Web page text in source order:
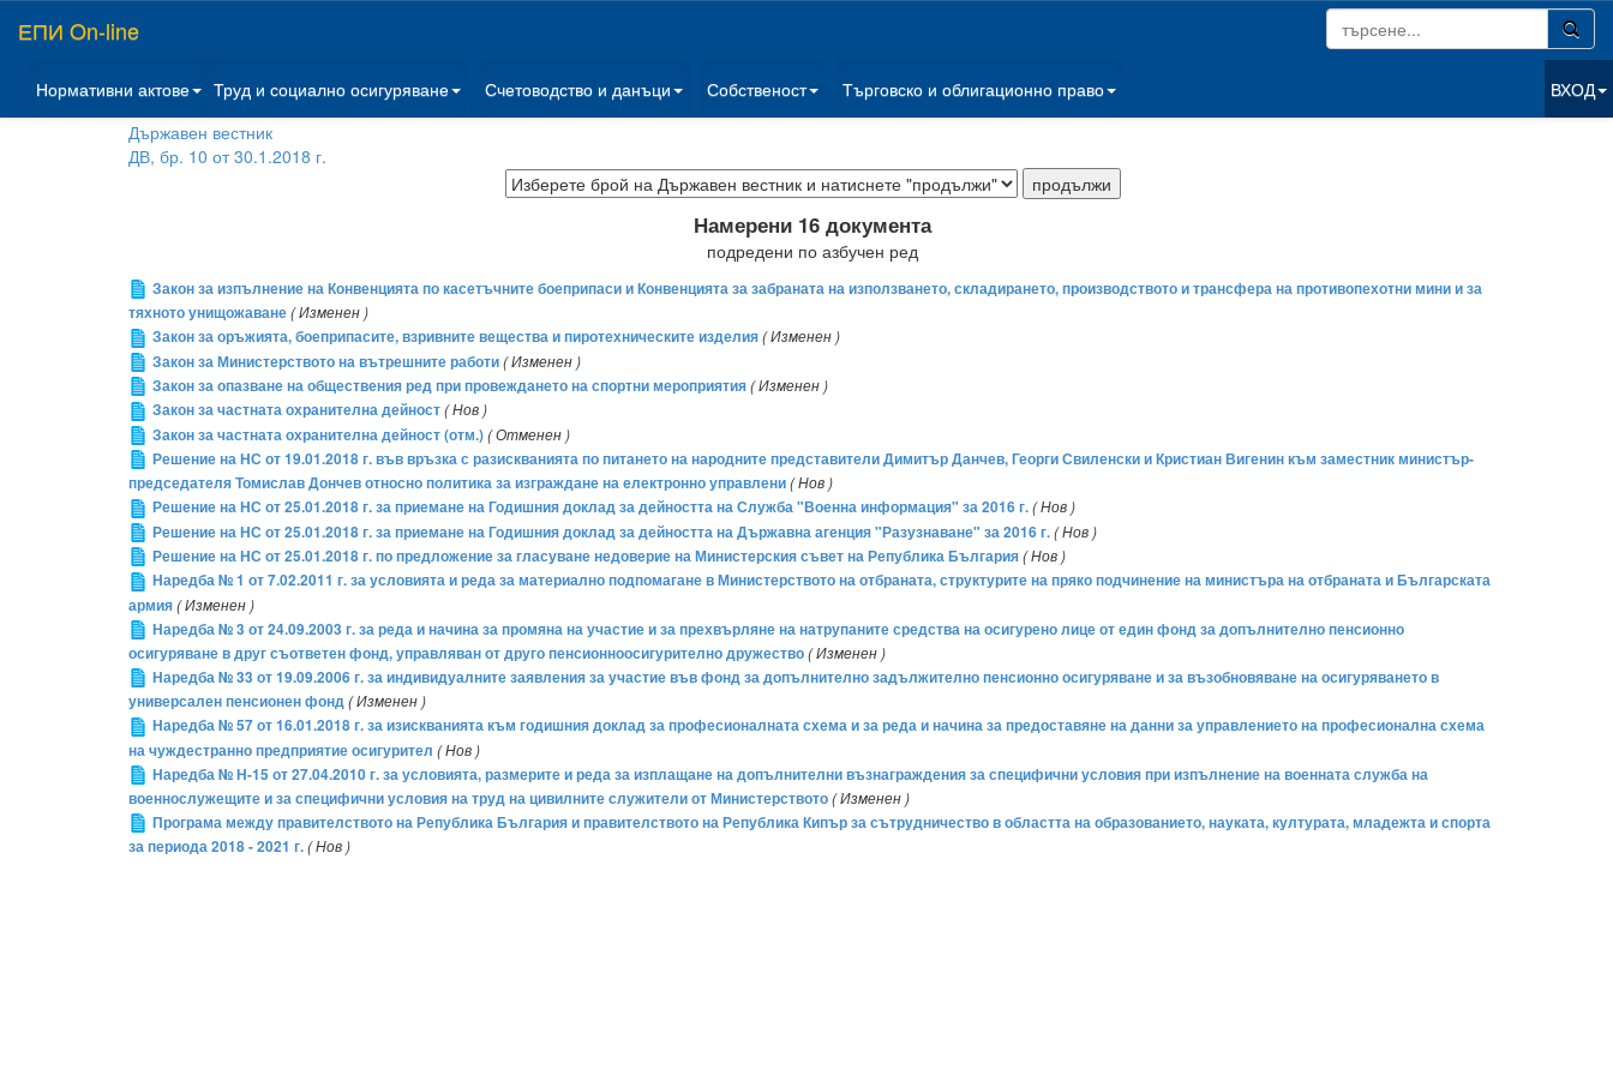
ЕПИ On-line
Нормативни актове Труд и социално осигуряване Счетоводство и данъци Собственост Търговско и облигационно право
ВХОД
Държавен вестник
ДВ, бр. 10 от 30.1.2018 г.
Намерени 16 документа
подредени по азбучен ред
Закон за изпълнение на Конвенцията по касетъчните боеприпаси и Конвенцията за забраната на използването, складирането, производството и трансфера на противопехотни мини и за
тяхното унищожаване( Изменен )
Закон за оръжията, боеприпасите, взривните вещества и пиротехническите изделия( Изменен )
Закон за Министерството на вътрешните работи( Изменен )
Закон за опазване на обществения ред при провеждането на спортни мероприятия( Изменен )
Закон за частната охранителна дейност( Нов )
Закон за частната охранителна дейност (отм.)( Отменен )
Решение на НС от 19.01.2018 г. във връзка с разискванията по питането на народните представители Димитър Данчев, Георги Свиленски и Кристиан Вигенин към заместник министър-
председателя Томислав Дончев относно политика за изграждане на електронно управлени( Нов )
Решение на НС от 25.01.2018 г. за приемане на Годишния доклад за дейността на Служба "Военна информация" за 2016 г.( Нов )
Решение на НС от 25.01.2018 г. за приемане на Годишния доклад за дейността на Държавна агенция "Разузнаване" за 2016 г.( Нов )
Решение на НС от 25.01.2018 г. по предложение за гласуване недоверие на Министерския съвет на Република България( Нов )
Наредба № 1 от 7.02.2011 г. за условията и реда за материално подпомагане в Министерството на отбраната, структурите на пряко подчинение на министъра на отбраната и Българската
армия( Изменен )
Наредба № 3 от 24.09.2003 г. за реда и начина за промяна на участие и за прехвърляне на натрупаните средства на осигурено лице от един фонд за допълнително пенсионно
осигуряване в друг съответен фонд, управляван от друго пенсионноосигурително дружество( Изменен )
Наредба № 33 от 19.09.2006 г. за индивидуалните заявления за участие във фонд за допълнително задължително пенсионно осигуряване и за възобновяване на осигуряването в
универсален пенсионен фонд( Изменен )
Наредба № 57 от 16.01.2018 г. за изискванията към годишния доклад за професионалната схема и за реда и начина за предоставяне на данни за управлението на професионална схема
на чуждестранно предприятие осигурител ( Нов )
Наредба № Н-15 от 27.04.2010 г. за условията, размерите и реда за изплащане на допълнителни възнаграждения за специфични условия при изпълнение на военната служба на
военнослужещите и за специфични условия на труд на цивилните служители от Министерството( Изменен )
Програма между правителството на Република България и правителството на Република Кипър за сътрудничество в областта на образованието, науката, културата, младежта и спорта
за периода 2018 - 2021 г.( Нов )